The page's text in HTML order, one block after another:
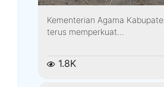
Kementerian Agama
terus memperkuat...
1.8K